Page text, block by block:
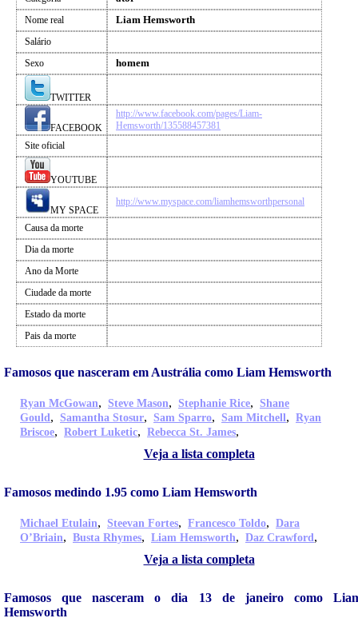
Nome real Liam Hemsworth
Salário
Sexo
homem
TWITTER
FACEBOOK
http://www.facebook.com/pages/Liam-
Hemsworth/135588457381
Site oficial
YOUTUBE
MY SPACE
http://www.myspace.com/liamhemsworthpersonal
Causa da morte
Dia da morte
Ano da Morte
Ciudade da morte
Estado da morte
Pais da morte
Famosos que nasceram em Austrália como Liam Hemsworth
Ryan McGowan, Steve Mason, Stephanie Rice, Shane
Gould, Samantha Stosur, Sam Sparro, Sam Mitchell, Ryan
Briscoe, Robert Luketic, Rebecca St. James,
Veja a lista completa
Famosos medindo 1.95 como Liam Hemsworth
Michael Etulain, Steevan Fortes, Francesco Toldo, Dara
O’Briain, Busta Rhymes, Liam Hemsworth, Daz Crawford,
Veja a lista completa
Famosos que nasceram o dia 13 de janeiro como
Hemsworth